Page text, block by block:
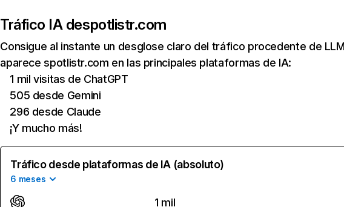
Tráfico IA despotlistr.com
Consigue al instante un desglose claro del tráfico procedente de
aparece spotlistr.com en las principales plataformas de IA:
1 mil visitas de ChatGPT
505 desde Gemini
296 desde Claude
¡Y mucho más!
Tráfico desde plataformas de IA (absoluto)
6 meses
1 mil